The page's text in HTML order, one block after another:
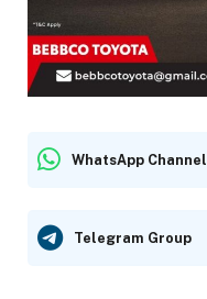
WhatsApp Channel
Telegram Group